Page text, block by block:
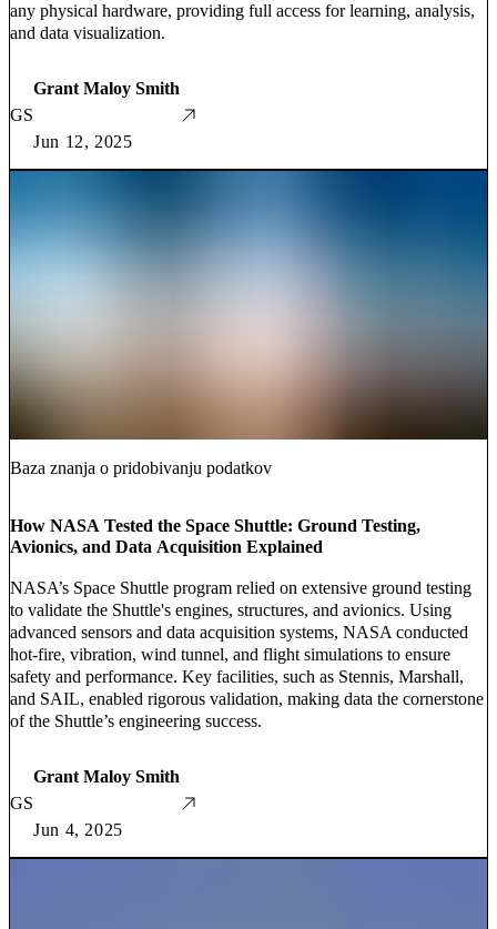
any physical hardware, providing full access for learning, analysis,
and data visualization.
GS
Grant Maloy Smith
Jun 12, 2025
Baza znanja o pridobivanju podatkov
How NASA Tested the Space Shuttle: Ground Testing,
Avionics, and Data Acquisition Explained
NASA’s Space Shuttle program relied on extensive ground testing
to validate the Shuttle's engines, structures, and avionics. Using
advanced sensors and data acquisition systems, NASA conducted
hot-fire, vibration, wind tunnel, and flight simulations to ensure
safety and performance. Key facilities, such as Stennis, Marshall,
and SAIL, enabled rigorous validation, making data the cornerstone
of the Shuttle’s engineering success.
GS
Grant Maloy Smith
Jun 4, 2025